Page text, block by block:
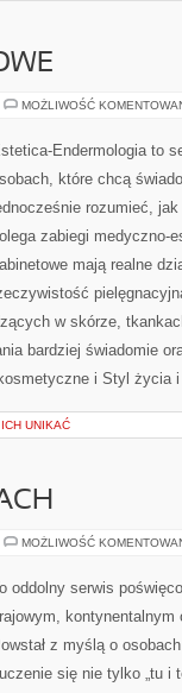
MOŻLIWOŚĆ
Endermologia to
które chcą
rozumieć,
zabiegi medyczno-
mają realne
w skórze,
bardziej świadomie
kosmetyczne i Styl
UNIKAĆ
MOŻLIWOŚĆ
oddolny serwis
kontynentalnym
z myślą o
się nie tylko „tu i